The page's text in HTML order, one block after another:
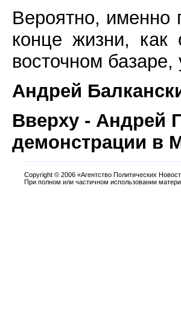
Вероятно, именно
конце жизни,
восточном
Андрей
Вверху - Андрей
демонстрации в
Copyright © 2006 «Агентство Политических
При полном или частичном использовании